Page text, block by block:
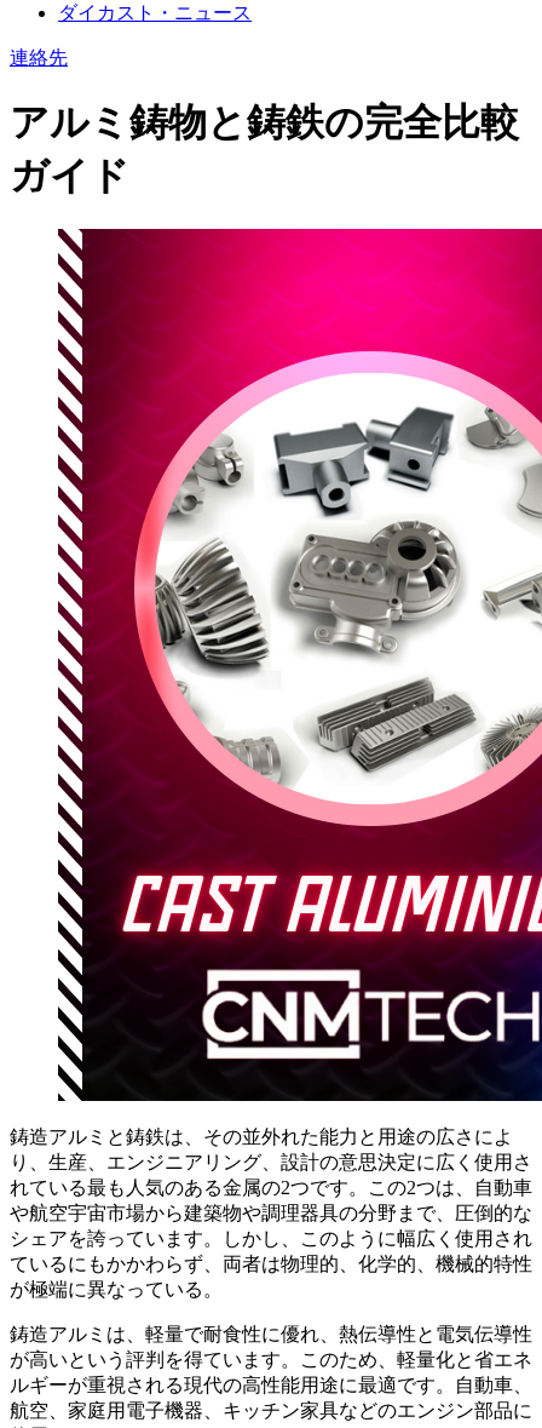
ダイカスト・ニュース
連絡先
アルミ鋳物と鋳鉄の完全比較
ガイド
鋳造アルミと鋳鉄は、その並外れた能力と用途の広さによ
り、生産、エンジニアリング、設計の意思決定に広く使用さ
れている最も人気のある金属の2つです。この2つは、自動車
や航空宇宙市場から建築物や調理器具の分野まで、圧倒的な
シェアを誇っています。しかし、このように幅広く使用され
ているにもかかわらず、両者は物理的、化学的、機械的特性
が極端に異なっている。
鋳造アルミは、軽量で耐食性に優れ、熱伝導性と電気伝導性
が高いという評判を得ています。このため、軽量化と省エネ
ルギーが重視される現代の高性能用途に最適です。自動車、
航空、家庭用電子機器、キッチン家具などのエンジン部品に